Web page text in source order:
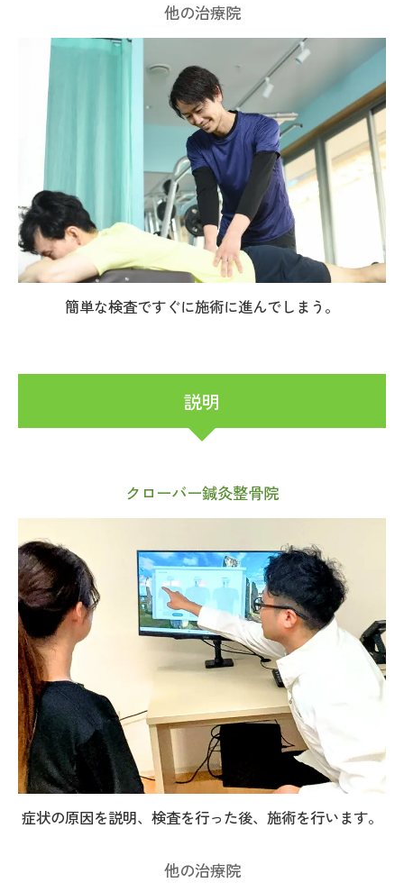
他の治療院
簡単な検査ですぐに施術に進んでしまう。
説明
クローバー鍼灸整骨院
症状の原因を説明、検査を行った後、施術を行います。
他の治療院